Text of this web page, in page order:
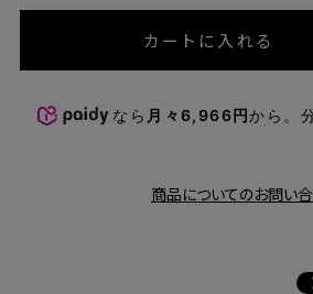
カートに入れる
なら 月々6,966円から。
商品についてのお問い